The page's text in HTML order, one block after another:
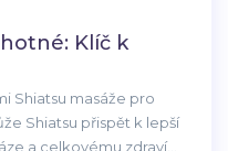
Klíč k
Shiatsu masáže pro
Shiatsu přispět k lepší
a celkovému zdraví